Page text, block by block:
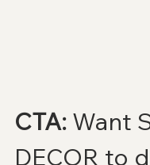
CTA: Want
DECOR to